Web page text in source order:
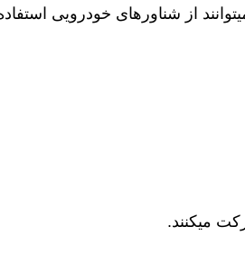
از شناورهای خودرویی